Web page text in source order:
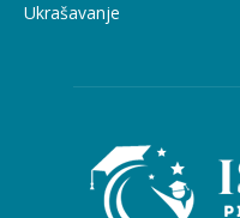
Ukrašavanje